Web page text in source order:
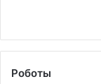
Роботы